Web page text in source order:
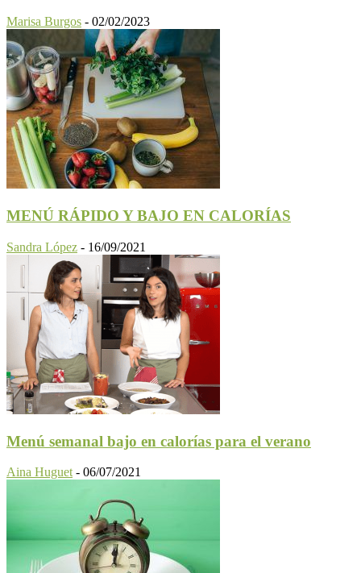
Marisa Burgos - 02/02/2023
MENÚ RÁPIDO Y BAJO EN CALORÍAS
Sandra López - 16/09/2021
Menú semanal bajo en calorías para el verano
Aina Huguet - 06/07/2021